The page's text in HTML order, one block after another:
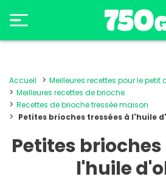
Accueil
Meilleures recettes pour le petit
Meilleures recettes de brioche
Recettes de brioche tressée maison
Petites brioches tressées à l'huile
Petites
l'huile